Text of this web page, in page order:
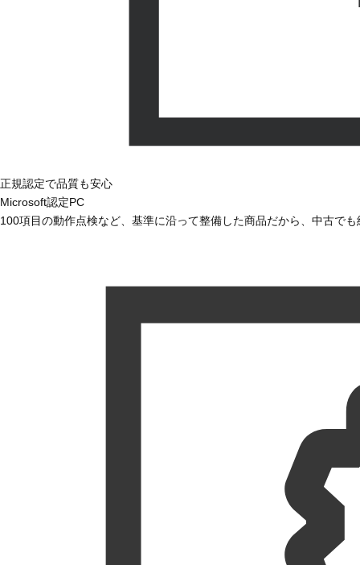
正規認定で品質も安心
Microsoft認定PC
100項目の動作点検など、基準に沿って整備した商品だから、中古で